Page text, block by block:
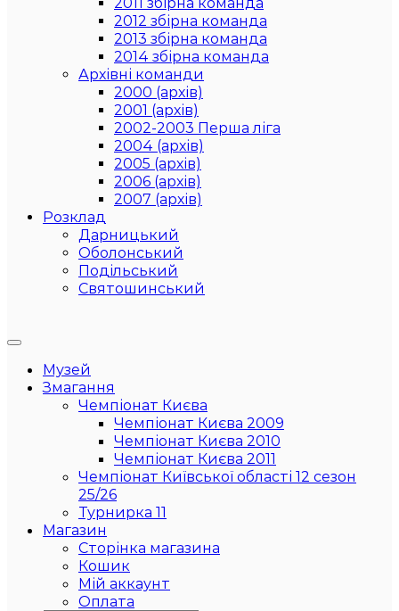
2012 збірна команда
2013 збірна команда
2014 збірна команда
Архівні команди
2000 (архів)
2001 (архів)
2002-2003 Перша ліга
2004 (архів)
2005 (архів)
2006 (архів)
2007 (архів)
Розклад
Дарницький
Оболонський
Подільський
Святошинський
Музей
Змагання
Чемпіонат Києва
Чемпіонат Києва 2009
Чемпіонат Києва 2010
Чемпіонат Києва 2011
Чемпіонат Київської області 12 сезон
25/26
Турнирка 11
Магазин
Сторінка магазина
Кошик
Мій аккаунт
Оплата